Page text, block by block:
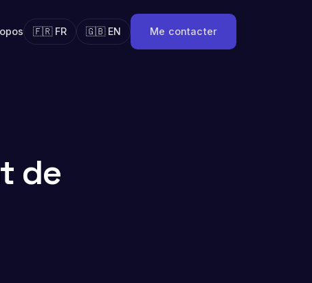
🇫🇷 FR 🇬🇧 EN Me contacter
de